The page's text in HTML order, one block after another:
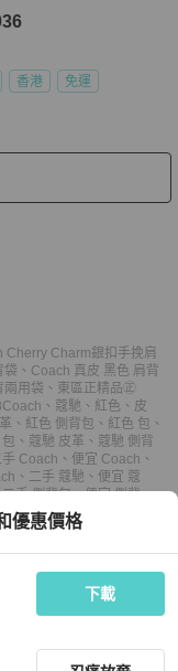
香港 免運
Charm銀扣手挽肩
袋 、 Coach 真皮 黑色 肩背
兩用袋 、 東區正精品㊣
Coach 、 蔻馳 、 紅色 、 皮
、 紅色 側背包 、 紅色 包 、
、 蔻馳 皮革 、 蔻馳 側背
手 Coach 、 便宜 Coach 、
、 二手 蔻馳 、 便宜 蔻
二手 側背包、便宜 側背
側背包、二手 包
優惠價格
下載